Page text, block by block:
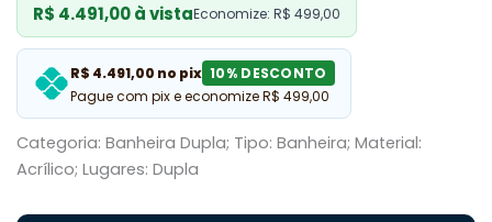
R$ 4.491,00 à vistaEconomize: R$ 499,00
R$ 4.491,00 no pix 10% DESCONTO
Pague com pix e economize R$ 499,00
Categoria: Banheira Dupla; Tipo: Banheira; Material:
Acrílico; Lugares: Dupla